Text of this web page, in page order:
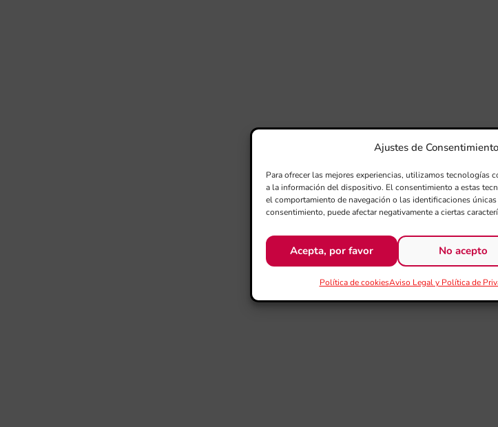
Ajustes de
Para ofrecer las mejores experiencias, utilizamos tecnologías
a la información del dispositivo. El consentimiento a estas
el comportamiento de navegación o las identificaciones
consentimiento, puede afectar negativamente a ciertas
Acepta, por favor No acepto
Política de cookiesAviso Legal y Política de